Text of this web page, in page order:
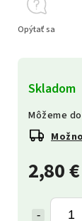
2,80 €
Skladom
Môžeme
Opýtať sa